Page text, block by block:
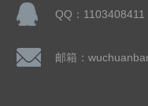
QQ：1103408411